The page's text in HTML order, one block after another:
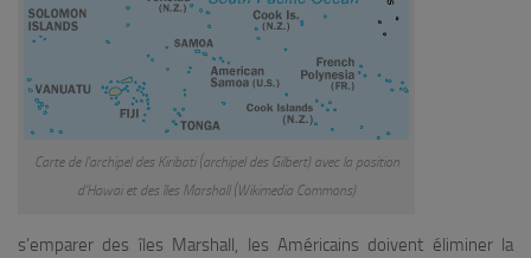
Carte de l’archipel des Kiribati (archipel des Gilbert) avec la position
d’Hawai et des îles Marshall (Wikimedia Commons)
s’emparer des îles Marshall, les Américains doivent éliminer la